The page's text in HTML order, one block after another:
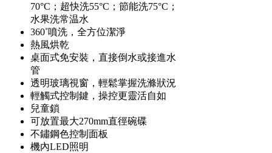
70°C；超快洗55°C；節能洗75°C；
水果洗常温水
360˚噴洗，全方位潔淨
熱風烘乾
桌面式免安裝，直接倒水或接進水
管
透明玻璃視窗，輕鬆掌握洗滌狀況
輕觸式控制鍵，操控更靈活自如
兒童鎖
可放置最大270mm直徑碗碟
不鏽鋼色控制面板
機內LED照明